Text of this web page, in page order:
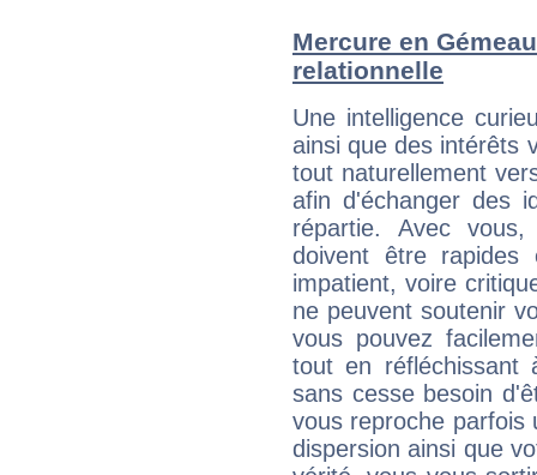
Mercure en
relationnelle
Une intelligence
ainsi que des intérêts
tout naturellement
afin d'échanger des
répartie. Avec
doivent être
impatient, voire
ne peuvent soutenir
vous pouvez
tout en réfléchissant
sans cesse besoin
vous reproche parfois
dispersion ainsi que